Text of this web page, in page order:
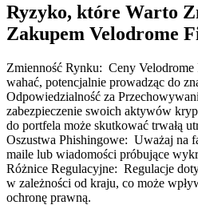
Ryzyko, które Warto
Zakupem Velodrome
Zmienność Rynku: Ceny Velodrome
wahać, potencjalnie prowadząc do
Odpowiedzialność za
zabezpieczenie swoich aktywów
do portfela może skutkować trwałą
Oszustwa Phishingowe: Uważaj na
maile lub wiadomości próbujące
Różnice Regulacyjne: Regulacje
w zależności od kraju, co może
ochronę prawną.